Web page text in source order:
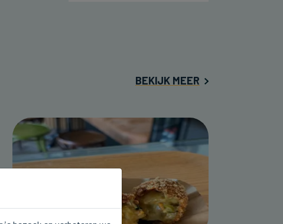
BEKIJK MEER